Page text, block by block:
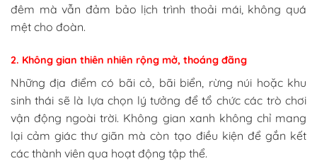
đêm mà vẫn đảm bảo lịch trình thoải mái, không quá
mệt cho đoàn.
2. Không gian thiên nhiên rộng mở, thoáng đãng
Những địa điểm có bãi cỏ, bãi biển, rừng núi hoặc khu
sinh thái sẽ là lựa chọn lý tưởng để tổ chức các trò chơi
vận động ngoài trời. Không gian xanh không chỉ mang
lại cảm giác thư giãn mà còn tạo điều kiện để gắn kết
các thành viên qua hoạt động tập thể.